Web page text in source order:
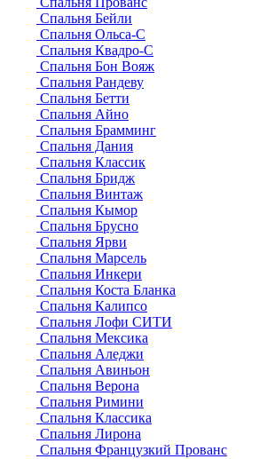
Спальня Бейли
Спальня Ольса-С
Спальня Квадро-С
Спальня Бон Вояж
Спальня Рандеву
Спальня Бетти
Спальня Айно
Спальня Брамминг
Спальня Дания
Спальня Классик
Спальня Бридж
Спальня Винтаж
Спальня Кымор
Спальня Брусно
Спальня Ярви
Спальня Марсель
Спальня Инкери
Спальня Коста Бланка
Спальня Калипсо
Спальня Лофи СИТИ
Спальня Мексика
Спальня Аледжи
Спальня Авиньон
Спальня Верона
Спальня Римини
Спальня Классика
Спальня Лирона
Спальня Французкий Прованс